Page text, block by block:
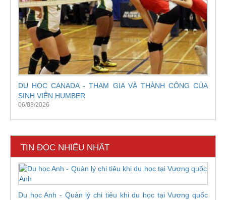
DU HỌC CANADA - THAM GIA VÀ THÀNH CÔNG CỦA
SINH VIÊN HUMBER
06/08/2026
TIN ĐỌC NHIỀU NHẤT
Du học Anh - Quản lý chi tiêu khi du học tại Vương quốc